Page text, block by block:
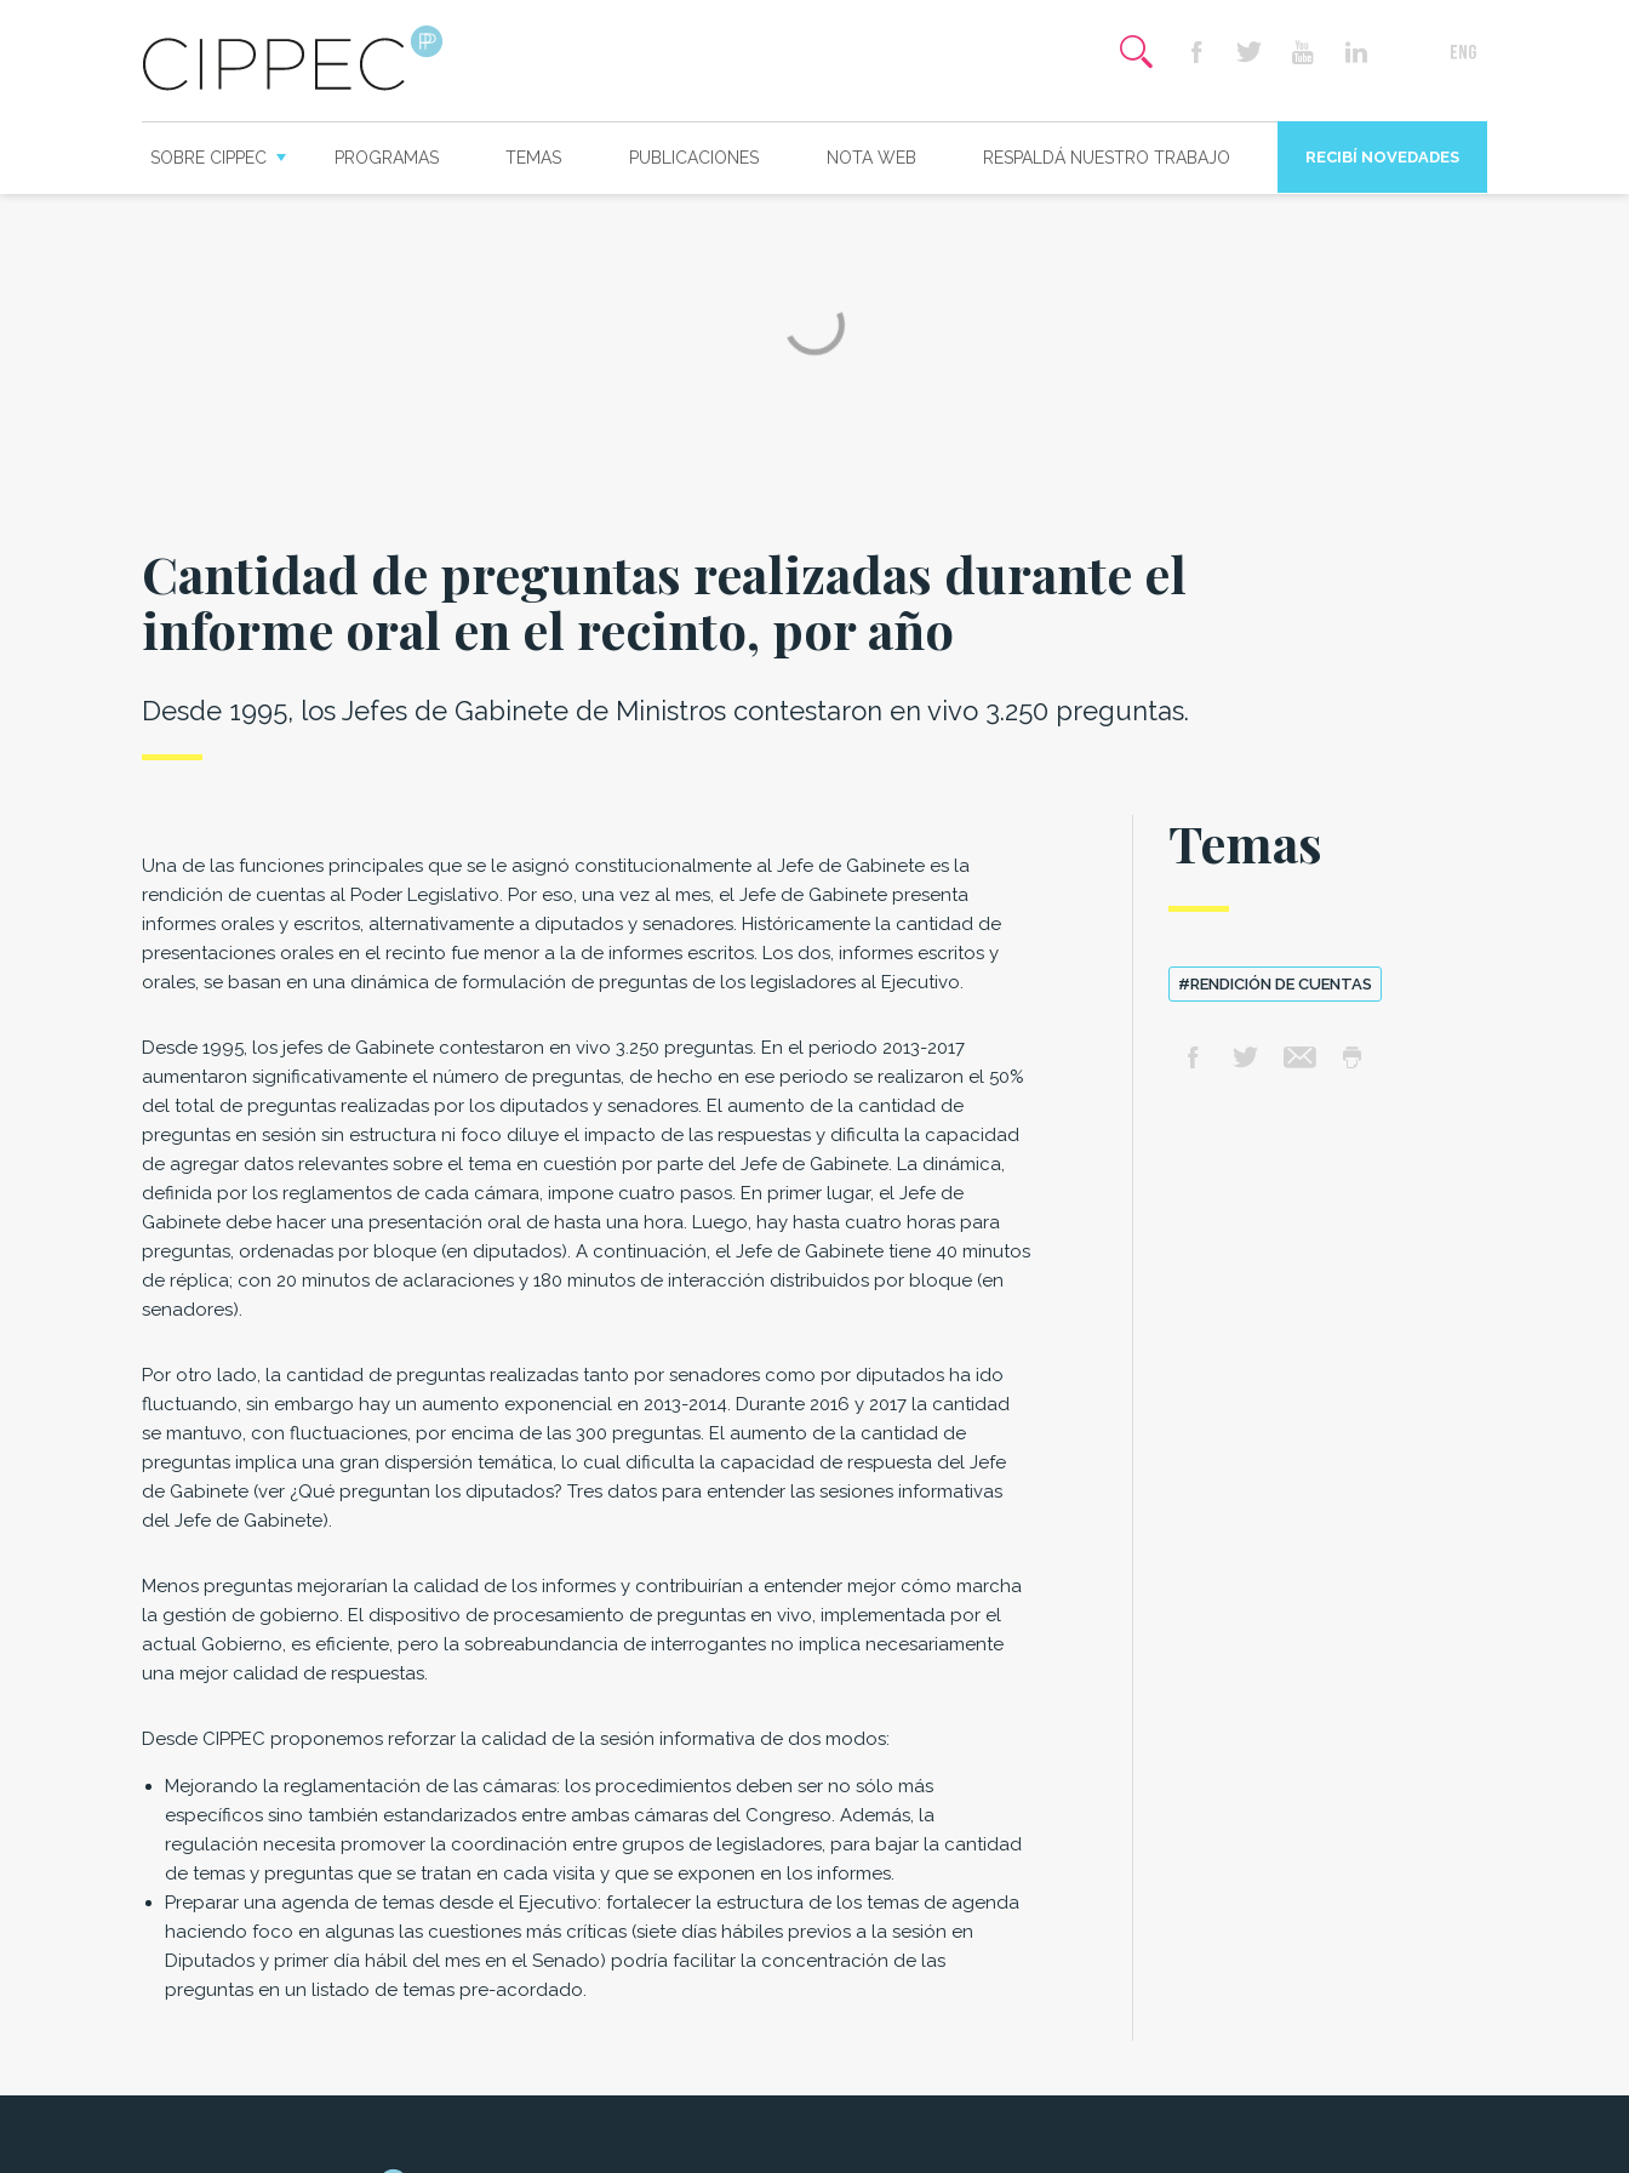
SOBRE CIPPEC PROGRAMAS TEMAS PUBLICACIONES NOTA WEB RESPALDÁ NUESTRO TRABAJO RECIBÍ NOVEDADES
Cantidad de preguntas realizadas durante el
informe oral en el recinto, por año
Desde 1995, los Jefes de Gabinete de Ministros contestaron en vivo 3.250 preguntas.
Una de las funciones principales que se le asignó constitucionalmente al Jefe de Gabinete es la
rendición de cuentas al Poder Legislativo. Por eso, una vez al mes, el Jefe de Gabinete presenta
informes orales y escritos, alternativamente a diputados y senadores. Históricamente la cantidad de
presentaciones orales en el recinto fue menor a la de informes escritos. Los dos, informes escritos y
orales, se basan en una dinámica de formulación de preguntas de los legisladores al Ejecutivo.
Desde 1995, los jefes de Gabinete contestaron en vivo 3.250 preguntas. En el periodo 2013-2017
aumentaron significativamente el número de preguntas, de hecho en ese periodo se realizaron el 50%
del total de preguntas realizadas por los diputados y senadores. El aumento de la cantidad de
preguntas en sesión sin estructura ni foco diluye el impacto de las respuestas y dificulta la capacidad
de agregar datos relevantes sobre el tema en cuestión por parte del Jefe de Gabinete. La dinámica,
definida por los reglamentos de cada cámara, impone cuatro pasos. En primer lugar, el Jefe de
Gabinete debe hacer una presentación oral de hasta una hora. Luego, hay hasta cuatro horas para
preguntas, ordenadas por bloque (en diputados). A continuación, el Jefe de Gabinete tiene 40 minutos
de réplica; con 20 minutos de aclaraciones y 180 minutos de interacción distribuidos por bloque (en
senadores).
Por otro lado, la cantidad de preguntas realizadas tanto por senadores como por diputados ha ido
fluctuando, sin embargo hay un aumento exponencial en 2013-2014. Durante 2016 y 2017 la cantidad
se mantuvo, con fluctuaciones, por encima de las 300 preguntas. El aumento de la cantidad de
preguntas implica una gran dispersión temática, lo cual dificulta la capacidad de respuesta del Jefe
de Gabinete (ver ¿Qué preguntan los diputados? Tres datos para entender las sesiones informativas
del Jefe de Gabinete).
Menos preguntas mejorarían la calidad de los informes y contribuirían a entender mejor cómo marcha
la gestión de gobierno. El dispositivo de procesamiento de preguntas en vivo, implementada por el
actual Gobierno, es eficiente, pero la sobreabundancia de interrogantes no implica necesariamente
una mejor calidad de respuestas.
Desde CIPPEC proponemos reforzar la calidad de la sesión informativa de dos modos:
Mejorando la reglamentación de las cámaras: los procedimientos deben ser no sólo más
específicos sino también estandarizados entre ambas cámaras del Congreso. Además, la
regulación necesita promover la coordinación entre grupos de legisladores, para bajar la cantidad
de temas y preguntas que se tratan en cada visita y que se exponen en los informes.
Preparar una agenda de temas desde el Ejecutivo: fortalecer la estructura de los temas de agenda
haciendo foco en algunas las cuestiones más críticas (siete días hábiles previos a la sesión en
Diputados y primer día hábil del mes en el Senado) podría facilitar la concentración de las
preguntas en un listado de temas pre-acordado.
Temas
#RENDICIÓN DE CUENTAS